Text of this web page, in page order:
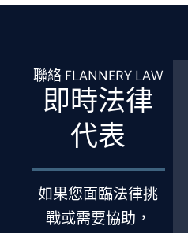
聯絡 FLANNERY LAW
即時法律
代表
如果您面臨法律挑
戰或需要協助，